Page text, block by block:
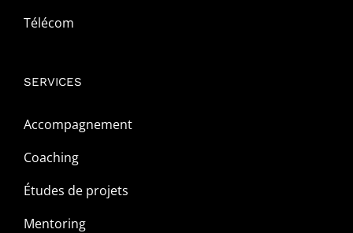
Télécom
SERVICES
Accompagnement
Coaching
Études de projets
Mentoring